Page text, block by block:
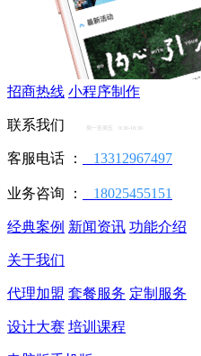
招商热线 小程序制作
联系我们 周一至周五 9:30-18:30
客服电话 ： 13312967497
业务咨询 ： 18025455151
经典案例 新闻资讯 功能介绍
关于我们
代理加盟 套餐服务 定制服务
设计大赛 培训课程